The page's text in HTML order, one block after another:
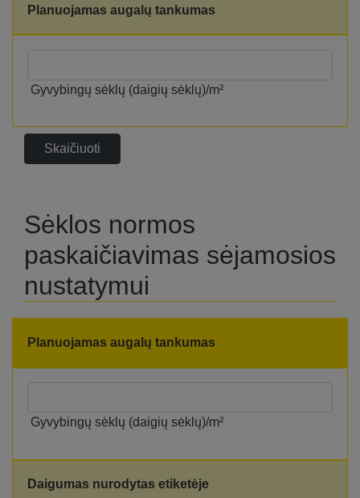
Planuojamas augalų tankumas
Gyvybingų sėklų (daigių sėklų)/m²
Skaičiuoti
Sėklos normos
paskaičiavimas sėjamosios
nustatymui
Planuojamas augalų tankumas
Gyvybingų sėklų (daigių sėklų)/m²
Daigumas nurodytas etiketėje